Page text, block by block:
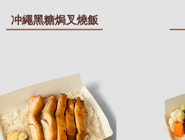
冲繩黑糖焗叉燒飯